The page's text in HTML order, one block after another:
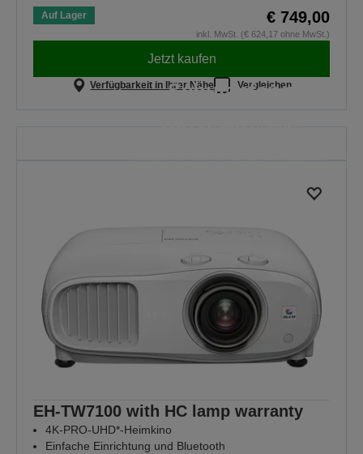
Auf Lager € 749,00
inkl. MwSt. (€ 624,17 ohne MwSt.)
Jetzt kaufen
Verfügbarkeit in Ihrer Nähe Vergleichen
Schulanfang
EH-TW7100 with HC lamp warranty
4K-PRO-UHD*-Heimkino
Einfache Einrichtung und Bluetooth